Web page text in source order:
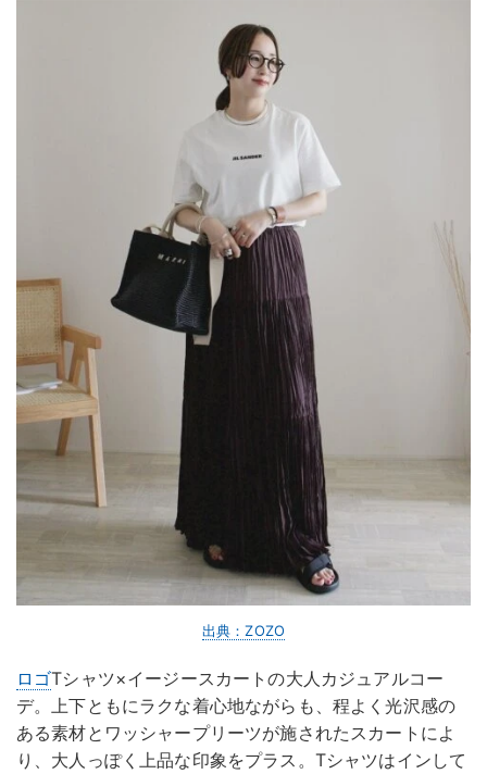
出典：ZOZO
ロゴTシャツ×イージースカートの大人カジュアルコー
デ。上下ともにラクな着心地ながらも、程よく光沢感の
ある素材とワッシャープリーツが施されたスカートによ
り、大人っぽく上品な印象をプラス。Tシャツはインして